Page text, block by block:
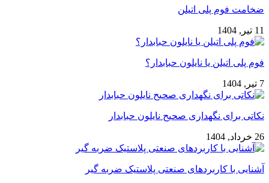
ضخامت فوم پلی اتیلن
11 تیر, 1404
فوم پلی اتیلن یا نایلون حبابدار؟
7 تیر, 1404
نکاتی برای نگهداری صحیح نایلون حبابدار
26 خرداد, 1404
آشنایی با کاربردهای صنعتی پلاستیک ضربه گیر